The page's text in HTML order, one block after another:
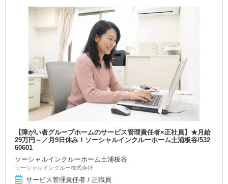
【障がい者グループホームのサービス管理責任者×正社員】★月給
29万円～／月9日休み！ソーシャルインクルーホーム土浦板谷/532
60601
ソーシャルインクルーホーム土浦板谷
ソーシャルインクルー株式会社
サービス管理責任者 / 正職員